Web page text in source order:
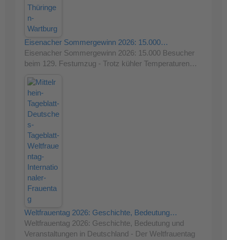
Eisenacher Sommergewinn 2026: 15.000…
Eisenacher Sommergewinn 2026: 15.000 Besucher
beim 129. Festumzug - Trotz kühler Temperaturen…
Weltfrauentag 2026: Geschichte, Bedeutung…
Weltfrauentag 2026: Geschichte, Bedeutung und
Veranstaltungen in Deutschland - Der Weltfrauentag